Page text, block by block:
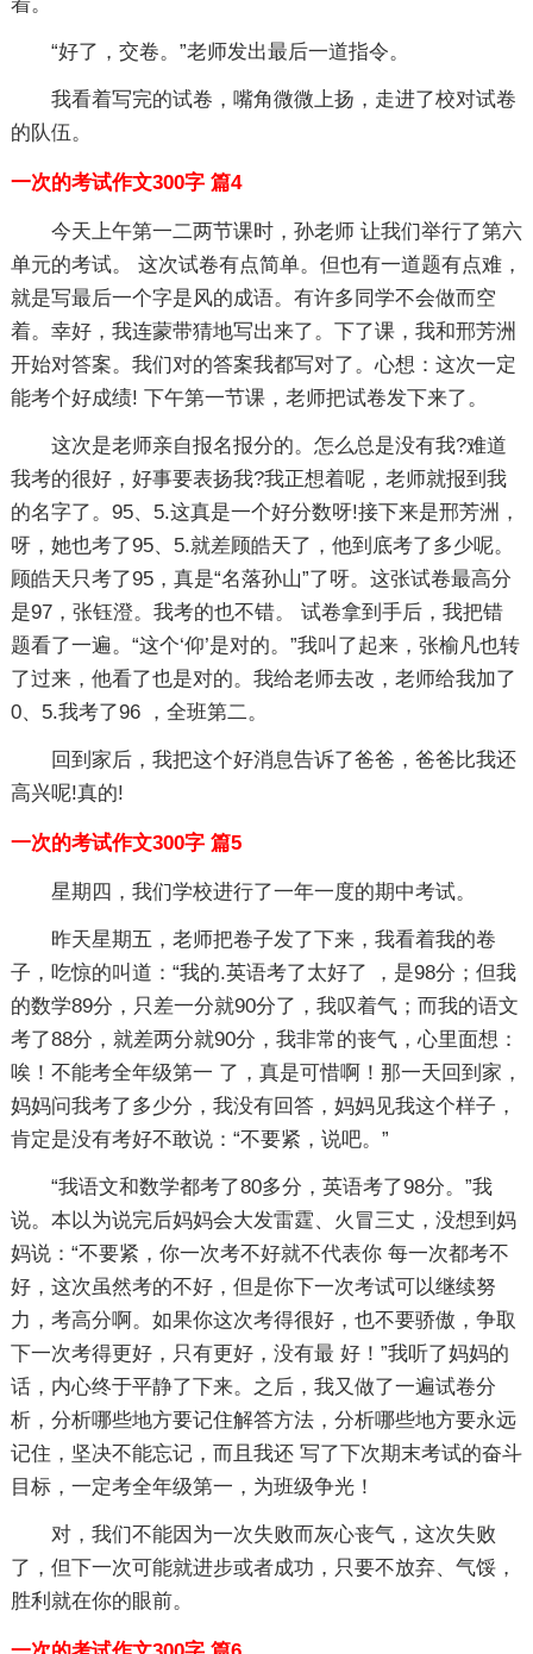
“好了，交卷。”老师发出最后一道指令。
我看着写完的试卷，嘴角微微上扬，走进了校对试卷
的队伍。
一次的考试作文300字 篇4
今天上午第一二两节课时，孙老师 让我们举行了第六
单元的考试。 这次试卷有点简单。但也有一道题有点难，
就是写最后一个字是风的成语。有许多同学不会做而空
着。幸好，我连蒙带猜地写出来了。下了课，我和邢芳洲
开始对答案。我们对的答案我都写对了。心想：这次一定
能考个好成绩! 下午第一节课，老师把试卷发下来了。
这次是老师亲自报名报分的。怎么总是没有我?难道
我考的很好，好事要表扬我?我正想着呢，老师就报到我
的名字了。95、5.这真是一个好分数呀!接下来是邢芳洲，
呀，她也考了95、5.就差顾皓天了，他到底考了多少呢。
顾皓天只考了95，真是“名落孙山”了呀。这张试卷最高分
是97，张钰澄。我考的也不错。 试卷拿到手后，我把错
题看了一遍。“这个‘仰’是对的。”我叫了起来，张榆凡也转
了过来，他看了也是对的。我给老师去改，老师给我加了
0、5.我考了96 ，全班第二。
回到家后，我把这个好消息告诉了爸爸，爸爸比我还
高兴呢!真的!
一次的考试作文300字 篇5
星期四，我们学校进行了一年一度的期中考试。
昨天星期五，老师把卷子发了下来，我看着我的卷
子，吃惊的叫道：“我的.英语考了太好了 ，是98分；但我
的数学89分，只差一分就90分了，我叹着气；而我的语文
考了88分，就差两分就90分，我非常的丧气，心里面想：
唉！不能考全年级第一 了，真是可惜啊！那一天回到家，
妈妈问我考了多少分，我没有回答，妈妈见我这个样子，
肯定是没有考好不敢说：“不要紧，说吧。”
“我语文和数学都考了80多分，英语考了98分。”我
说。本以为说完后妈妈会大发雷霆、火冒三丈，没想到妈
妈说：“不要紧，你一次考不好就不代表你 每一次都考不
好，这次虽然考的不好，但是你下一次考试可以继续努
力，考高分啊。如果你这次考得很好，也不要骄傲，争取
下一次考得更好，只有更好，没有最 好！”我听了妈妈的
话，内心终于平静了下来。之后，我又做了一遍试卷分
析，分析哪些地方要记住解答方法，分析哪些地方要永远
记住，坚决不能忘记，而且我还 写了下次期末考试的奋斗
目标，一定考全年级第一，为班级争光！
对，我们不能因为一次失败而灰心丧气，这次失败
了，但下一次可能就进步或者成功，只要不放弃、气馁，
胜利就在你的眼前。